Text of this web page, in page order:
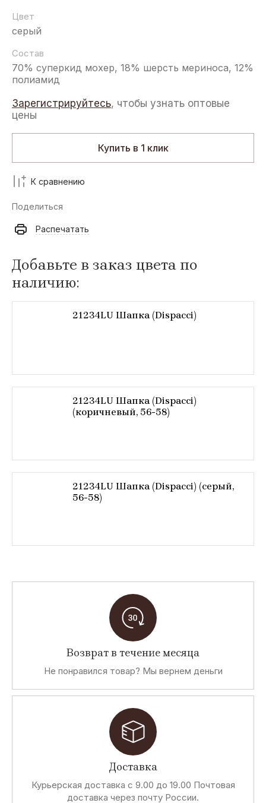
Цвет
серый
Состав
70% суперкид мохер, 18% шерсть мериноса, 12%
полиамид
Зарегистрируйтесь, чтобы узнать оптовые
цены
Купить в 1 клик
К сравнению
Поделиться
Распечатать
Добавьте в заказ цвета по
наличию:
21234LU Шапка (Dispacci)
21234LU Шапка (Dispacci)
(коричневый, 56-58)
21234LU Шапка (Dispacci) (серый,
56-58)
Возврат в течение месяца
Не понравился товар? Мы вернем деньги
Доставка
Курьерская доставка с 9.00 до 19.00 Почтовая
доставка через почту России.